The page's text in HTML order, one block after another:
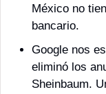
México no
bancario.
Google nos
eliminó los
Sheinbaum.